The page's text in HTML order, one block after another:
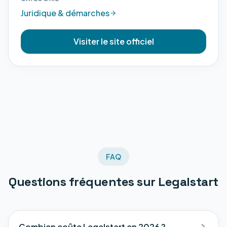
Juridique & démarches
Visiter le site officiel
FAQ
Questions fréquentes sur Legalstart